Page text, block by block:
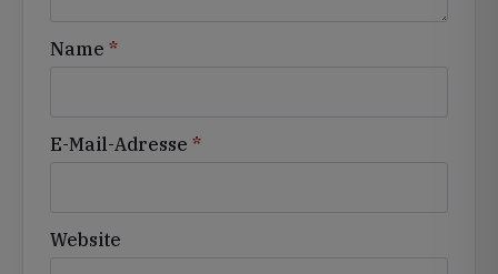
Name *
E-Mail-Adresse *
Website